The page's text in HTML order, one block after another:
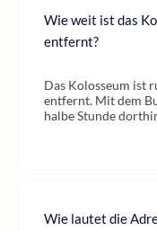
Wie weit ist das
entfernt?
Das Kolosseum ist
entfernt. Mit dem
halbe Stunde
Wie lautet die